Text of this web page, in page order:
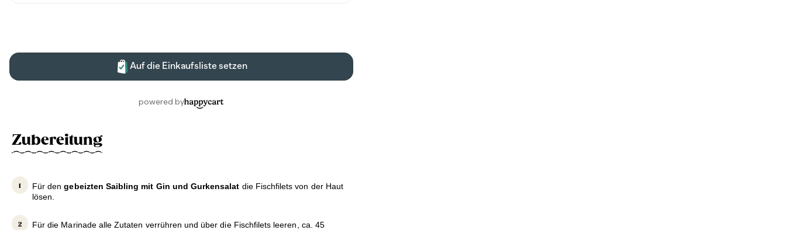
Zubereitung
Für dengebeizten Saibling mit Gin und Gurkensalat die Fischfilets von der Haut
lösen.
Für die Marinade alle Zutaten verrühren und über die Fischfilets leeren, ca. 45